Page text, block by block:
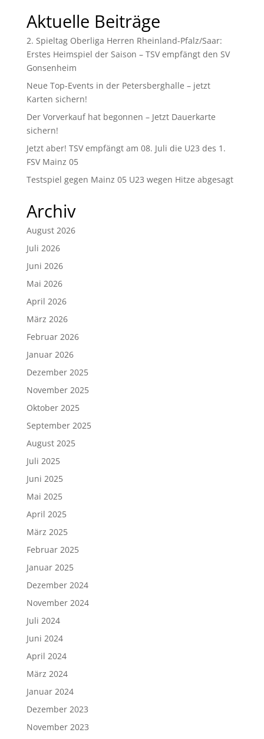
Aktuelle Beiträge
2. Spieltag Oberliga Herren Rheinland-Pfalz/Saar:
Erstes Heimspiel der Saison – TSV empfängt den SV
Gonsenheim
Neue Top-Events in der Petersberghalle – jetzt
Karten sichern!
Der Vorverkauf hat begonnen – Jetzt Dauerkarte
sichern!
Jetzt aber! TSV empfängt am 08. Juli die U23 des 1.
FSV Mainz 05
Testspiel gegen Mainz 05 U23 wegen Hitze abgesagt
Archiv
August 2026
Juli 2026
Juni 2026
Mai 2026
April 2026
März 2026
Februar 2026
Januar 2026
Dezember 2025
November 2025
Oktober 2025
September 2025
August 2025
Juli 2025
Juni 2025
Mai 2025
April 2025
März 2025
Februar 2025
Januar 2025
Dezember 2024
November 2024
Juli 2024
Juni 2024
April 2024
März 2024
Januar 2024
Dezember 2023
November 2023